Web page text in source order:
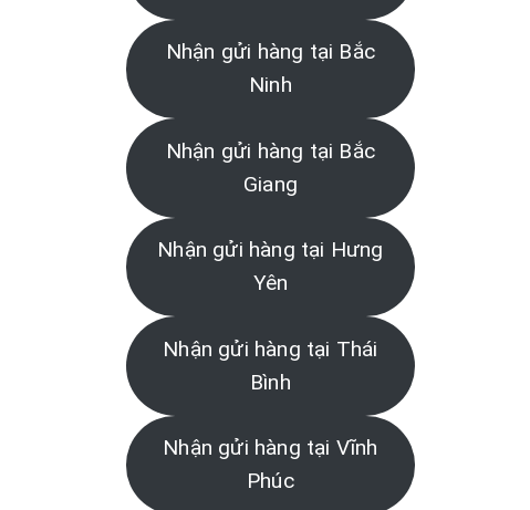
Nhận gửi hàng tại Bắc
Ninh
Nhận gửi hàng tại Bắc
Giang
Nhận gửi hàng tại Hưng
Yên
Nhận gửi hàng tại Thái
Bình
Nhận gửi hàng tại Vĩnh
Phúc